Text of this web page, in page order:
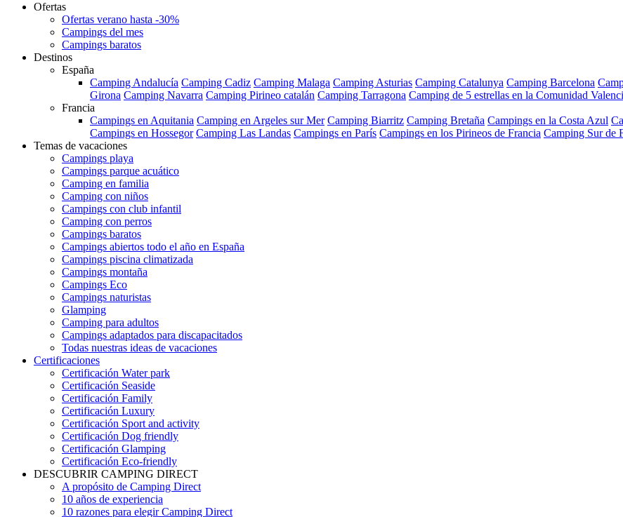
Ofertas
Ofertas verano hasta -30%
Campings del mes
Campings baratos
Destinos
España
Camping Andalucía Camping Cadiz Camping Malaga Camping Asturias Camping Catalunya Camping Barcelona
Girona Camping Navarra Camping Pirineo catalán Camping Tarragona Camping de 5 estrellas en la Comunidad
Francia
Campings en Aquitania Camping en Argeles sur Mer Camping Biarritz Camping Bretaña Campings en la Costa Azul
Campings en Hossegor Camping Las Landas Campings en París Campings en los Pirineos de Francia Camping Sur de
Temas de vacaciones
Campings playa
Campings parque acuático
Camping en familia
Camping con niños
Campings con club infantil
Camping con perros
Campings baratos
Campings abiertos todo el año en España
Campings piscina climatizada
Campings montaña
Campings Eco
Campings naturistas
Glamping
Camping para adultos
Campings adaptados para discapacitados
Todas nuestras ideas de vacaciones
Certificaciones
Certificación Water park
Certificación Seaside
Certificación Family
Certificación Luxury
Certificación Sport and activity
Certificación Dog friendly
Certificación Glamping
Certificación Eco-friendly
DESCUBRIR CAMPING DIRECT
A propósito de Camping Direct
10 años de experiencia
10 razones para elegir Camping Direct